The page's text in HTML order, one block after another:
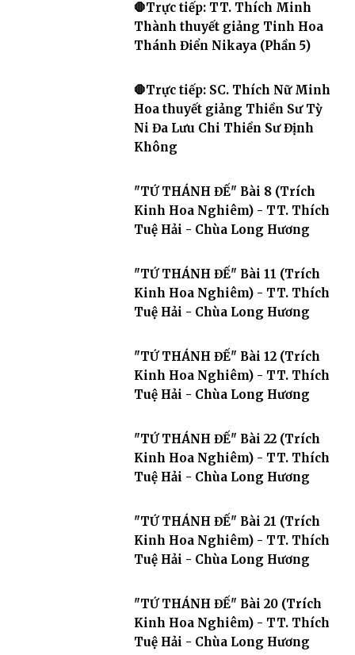
🛑Trực tiếp: TT. Thích Minh
Thành thuyết giảng Tinh Hoa
Thánh Điển Nikaya (Phần 5)
🛑Trực tiếp: SC. Thích Nữ Minh
Hoa thuyết giảng Thiền Sư Tỳ
Ni Đa Lưu Chi Thiền Sư Định
Không
"TỨ THÁNH ĐẾ" Bài 8 (Trích
Kinh Hoa Nghiêm) - TT. Thích
Tuệ Hải - Chùa Long Hương
"TỨ THÁNH ĐẾ" Bài 11 (Trích
Kinh Hoa Nghiêm) - TT. Thích
Tuệ Hải - Chùa Long Hương
"TỨ THÁNH ĐẾ" Bài 12 (Trích
Kinh Hoa Nghiêm) - TT. Thích
Tuệ Hải - Chùa Long Hương
"TỨ THÁNH ĐẾ" Bài 22 (Trích
Kinh Hoa Nghiêm) - TT. Thích
Tuệ Hải - Chùa Long Hương
"TỨ THÁNH ĐẾ" Bài 21 (Trích
Kinh Hoa Nghiêm) - TT. Thích
Tuệ Hải - Chùa Long Hương
"TỨ THÁNH ĐẾ" Bài 20 (Trích
Kinh Hoa Nghiêm) - TT. Thích
Tuệ Hải - Chùa Long Hương